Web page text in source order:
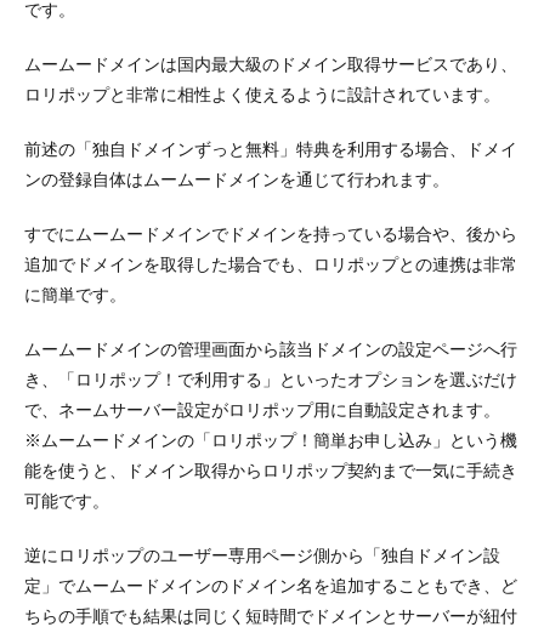
です。
ムームードメインは国内最大級のドメイン取得サービスであり​、
ロリポップと非常に相性よく使えるように設計されています。
前述の「独自ドメインずっと無料」特典を利用する場合、ドメイ
ンの登録自体はムームードメインを通じて行われます。
すでにムームードメインでドメインを持っている場合や、後から
追加でドメインを取得した場合でも、ロリポップとの連携は非常
に簡単です。
ムームードメインの管理画面から該当ドメインの設定ページへ行
き、「ロリポップ！で利用する」といったオプションを選ぶだけ
で、ネームサーバー設定がロリポップ用に自動設定されます​。
※ムームードメインの「ロリポップ！簡単お申し込み」という機
能を使うと、ドメイン取得からロリポップ契約まで一気に手続き
可能です。
逆にロリポップのユーザー専用ページ側から「独自ドメイン設
定」でムームードメインのドメイン名を追加することもでき、ど
ちらの手順でも結果は同じく短時間でドメインとサーバーが紐付